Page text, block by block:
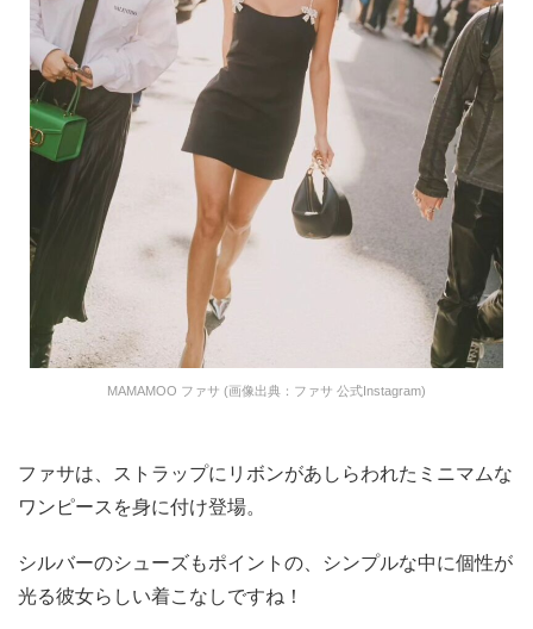
MAMAMOO ファサ (画像出典：ファサ 公式Instagram)
ファサは、ストラップにリボンがあしらわれたミニマムな
ワンピースを身に付け登場。
シルバーのシューズもポイントの、シンプルな中に個性が
光る彼女らしい着こなしですね！